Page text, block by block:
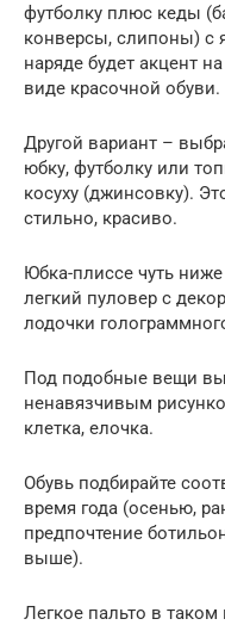
футболку плюс кеды
конверсы, слипоны) с
наряде будет акцент
виде красочной обуви.
Другой вариант –
юбку, футболку или
косуху (джинсовку).
стильно, красиво.
Юбка-плиссе чуть
легкий пуловер с
лодочки
Под подобные вещи
ненавязчивым
клетка, елочка.
Обувь подбирайте
время года (осенью,
предпочтение
выше).
Легкое пальто в